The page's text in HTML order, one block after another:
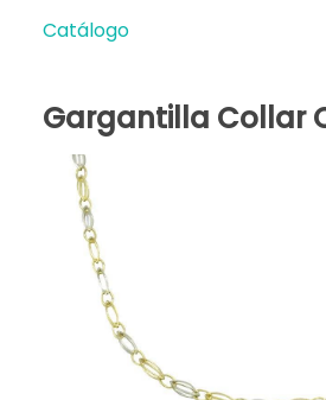
Catálogo
Gargantilla Collar